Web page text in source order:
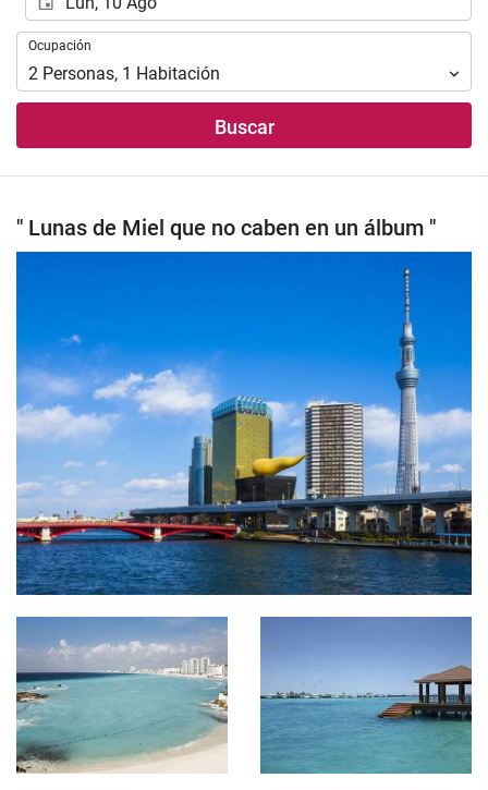
Ocupación
Ocupación
2 Personas, 1 Habitación
Buscar
" Lunas de Miel que no caben en un álbum "